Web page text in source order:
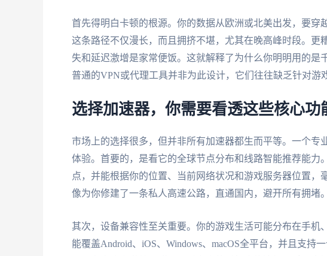
首先得明白卡顿的根源。你的数据从欧洲或北美出发，要穿
这条路径不仅漫长，而且拥挤不堪，尤其在晚高峰时段。更
失和延迟激增是家常便饭。这就解释了为什么你明明用的是
普通的VPN或代理工具并非为此设计，它们往往缺乏针对游
选择加速器，你需要看透这些核心功
市场上的选择很多，但并非所有加速器都生而平等。一个专
体验。首要的，是看它的全球节点分布和线路智能推荐能力
点，并能根据你的位置、当前网络状况和游戏服务器位置
像为你修建了一条私人高速公路，直通国内，避开所有拥堵。
其次，设备兼容性至关重要。你的游戏生活可能分布在手机
能覆盖Android、iOS、Windows、macOS全平台，并且支持